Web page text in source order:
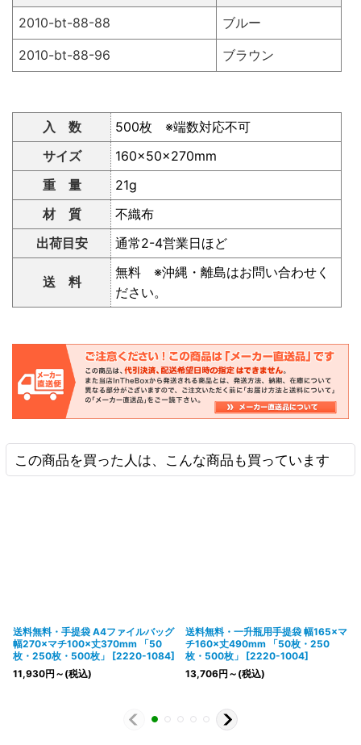
2010-bt-88-88
ブルー
2010-bt-88-96
ブラウン
入 数
500枚 ※端数対応不可
サイズ
160×50×270mm
重 量
21g
材 質
不織布
出荷目安
通常2-4営業日ほど
送 料
無料 ※沖縄・離島はお問い合わせく
ださい。
この商品を買った人は、こんな商品も買っています
送料無料・手提袋 A4ファイルバッグ
幅270×マチ100×丈370mm 「50
枚・250枚・500枚」
[2220-1084]
11,930円 ～ (税込)
送料無料・一升瓶用手提袋 幅165×マ
チ160×丈490mm 「50枚・250
枚・500枚」
[2220-1004]
13,706円 ～ (税込)